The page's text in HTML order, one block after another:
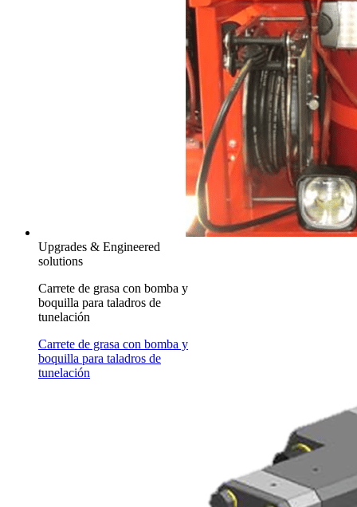
Upgrades & Engineered
solutions
Carrete de grasa con bomba y
boquilla para taladros de
tunelación
Carrete de grasa con bomba y
boquilla para taladros de
tunelación